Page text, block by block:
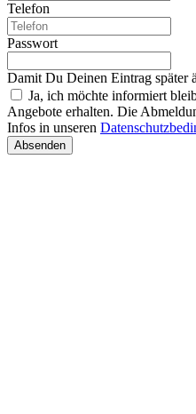
Telefon
Passwort
Damit Du Deinen Eintrag später
Ja, ich möchte informiert
Angebote erhalten. Die
Infos in unseren
Absenden